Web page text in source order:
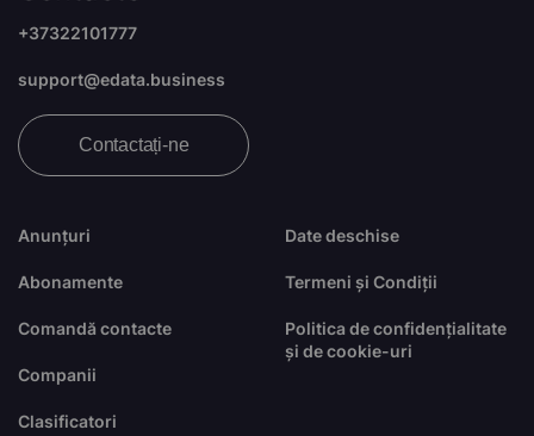
Anunțuri
Abonamente
Comandă contacte
Companii
Clasificatori
Date deschise
Termeni și Condiții
Politica de confidențialitate
și de cookie-uri
+37322101777
support@edata.business
Contactați-ne